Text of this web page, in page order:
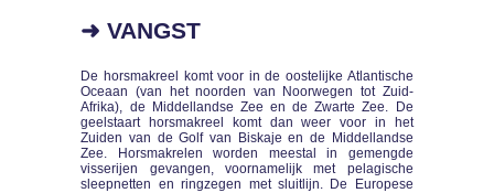
➜ VANGST
De horsmakreel komt voor in de oostelijke Atlantische
Oceaan (van het noorden van Noorwegen tot Zuid-
Afrika), de Middellandse Zee en de Zwarte Zee. De
geelstaart horsmakreel komt dan weer voor in het
Zuiden van de Golf van Biskaje en de Middellandse
Zee. Horsmakrelen worden meestal in gemengde
visserijen gevangen, voornamelijk met pelagische
sleepnetten en ringzegen met sluitlijn. De Europese